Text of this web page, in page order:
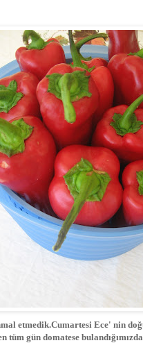
etmedik.Cumartesi Ece' nin
gün domatese